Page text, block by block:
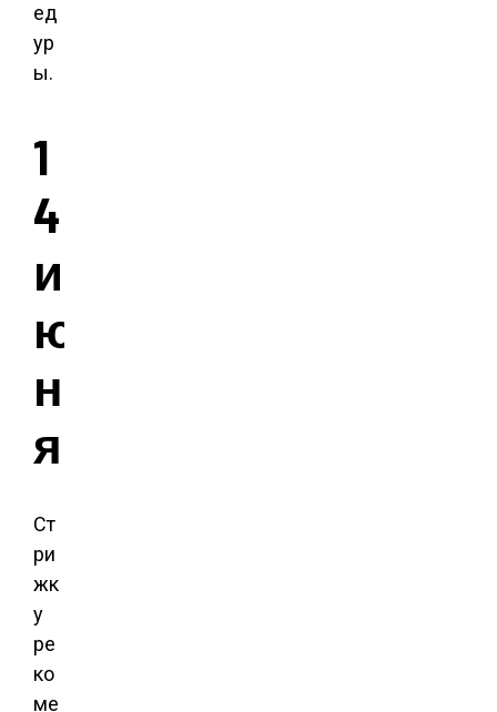
ед
ур
ы.
1
4
и
ю
н
я
Ст
ри
жк
у
ре
ко
ме